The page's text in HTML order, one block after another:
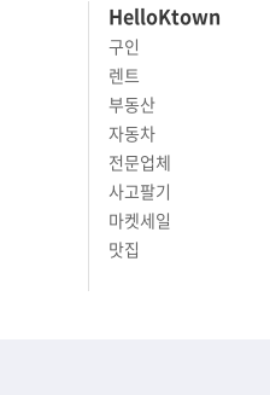
HelloKtown
구인
렌트
부동산
자동차
전문업체
사고팔기
마켓세일
맛집